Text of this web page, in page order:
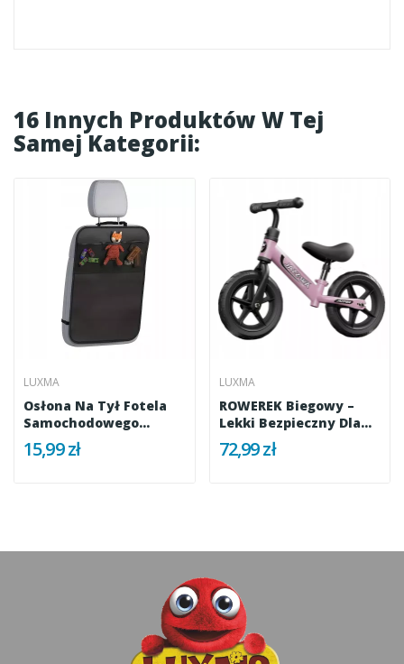
16 Innych Produktów W Tej
Samej Kategorii:
LUXMA
Osłona Na Tył Fotela
Samochodowego
Organizer...
15,99 zł
LUXMA
ROWEREK Biegowy –
Lekki Bezpieczny Dla
Dziecka...
72,99 zł